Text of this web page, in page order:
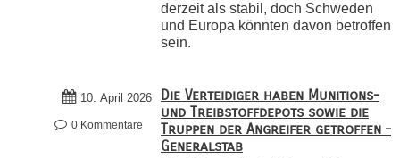
derzeit als stabil, doch Schweden
und Europa könnten davon betroffen
sein.
10. April 2026
0 Kommentare
Die Verteidiger haben Munitions-
und Treibstoffdepots sowie die
Truppen der Angreifer getroffen –
Generalstab